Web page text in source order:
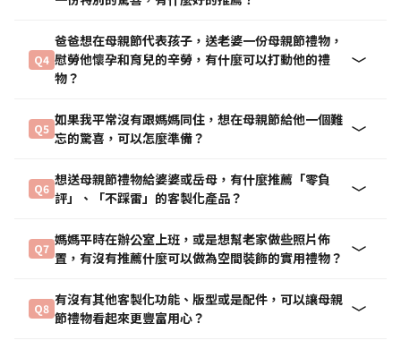
Q4
爸爸想在母親節代表孩子，送老婆一份母親節禮物，
慰勞他懷孕和育兒的辛勞，有什麼可以打動他的禮
物？
Q5
如果我平常沒有跟媽媽同住，想在母親節給他一個難
忘的驚喜，可以怎麼準備？
Q6
想送母親節禮物給婆婆或岳母，有什麼推薦「零負
評」、「不踩雷」的客製化產品？
Q7
媽媽平時在辦公室上班，或是想幫老家做些照片佈
置，有沒有推薦什麼可以做為空間裝飾的實用禮物？
Q8
有沒有其他客製化功能、版型或是配件，可以讓母親
節禮物看起來更豐富用心？